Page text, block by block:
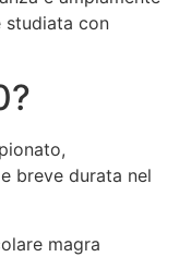
studiata con
breve durata nel
magra